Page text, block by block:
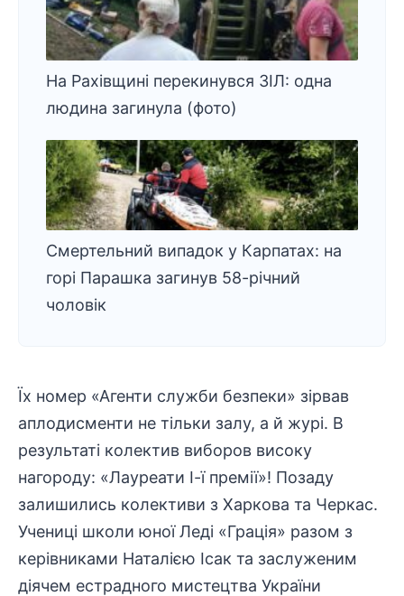
На Рахівщині перекинувся ЗІЛ: одна
людина загинула (фото)
Смертельний випадок у Карпатах: на
горі Парашка загинув 58-річний
чоловік
Їх номер «Агенти служби безпеки» зірвав
аплодисменти не тільки залу, а й журі. В
результаті колектив виборов високу
нагороду: «Лауреати І-ї премії»! Позаду
залишились колективи з Харкова та Черкас.
Учениці школи юної Леді «Грація» разом з
керівниками Наталією Ісак та заслуженим
діячем естрадного мистецтва України